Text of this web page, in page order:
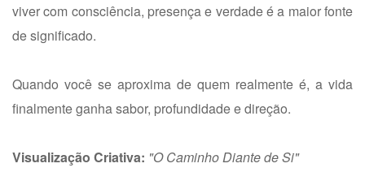
viver com consciência, presença e verdade é a maior fonte
de significado.
Quando você se aproxima de quem realmente é, a vida
finalmente ganha sabor, profundidade e direção.
Visualização Criativa: "O Caminho Diante de Si"